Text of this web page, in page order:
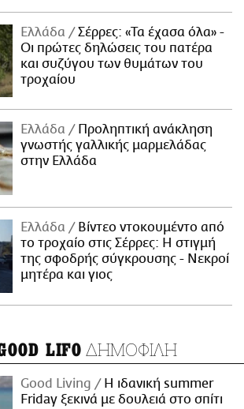
Ελλάδα
Σέρρες: «Τα έχασα όλα» -
Οι πρώτες δηλώσεις του πατέρα
και συζύγου των θυμάτων του
τροχαίου
Ελλάδα
Προληπτική ανάκληση
γνωστής γαλλικής μαρμελάδας
στην Ελλάδα
Ελλάδα
Βίντεο ντοκουμέντο από
το τροχαίο στις Σέρρες: Η στιγμή
της σφοδρής σύγκρουσης - Νεκροί
μητέρα και γιος
LIFO ΔΗΜΟΦΙΛΗ
Good Living
Η ιδανική summer
Friday ξεκινά με δουλειά στο σπίτι